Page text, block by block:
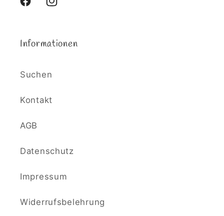
FacebookInstagram
Informationen
Suchen
Kontakt
AGB
Datenschutz
Impressum
Widerrufsbelehrung